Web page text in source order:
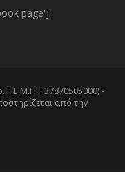
page']
Γ.Ε.Μ.Η. : 37870505000) -
από την